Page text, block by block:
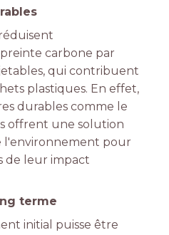
carbone par
qui contribuent
plastiques. En effet,
durables comme le
offrent une solution
l'environnement pour
de leur impact
terme
initial puisse être